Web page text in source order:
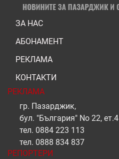
ЗА НАС
АБОНАМЕНТ
РЕКЛАМА
КОНТАКТИ
РЕКЛАМА
гр. Пазарджик,
бул. "България" No 22, ет.4
тел. 0884 223 113
тел. 0888 834 837
РЕПОРТЕРИ